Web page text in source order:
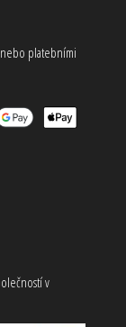
platebními
v